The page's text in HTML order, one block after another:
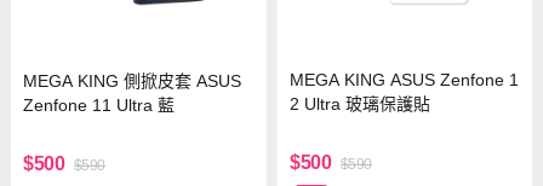
MEGA KING 側掀皮套 ASUS
Zenfone 11 Ultra 藍
$500 $590
MEGA KING ASUS Zenfone 1
2 Ultra 玻璃保護貼
$500 $590